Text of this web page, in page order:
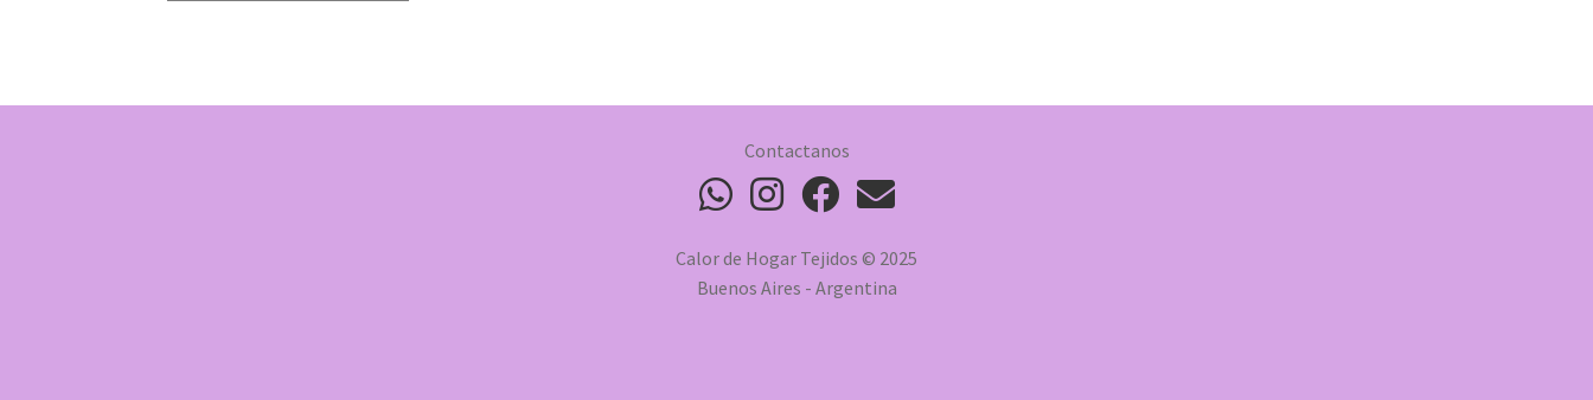
Contactanos
Calor de Hogar Tejidos © 2025
Buenos Aires - Argentina